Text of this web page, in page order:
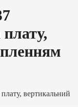
вертикальний